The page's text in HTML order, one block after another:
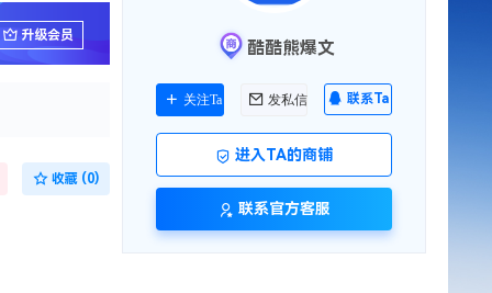
升级会员
收藏 (0)
酷酷熊爆文
关注Ta 发私信 联系Ta
进入TA的商铺
联系官方客服